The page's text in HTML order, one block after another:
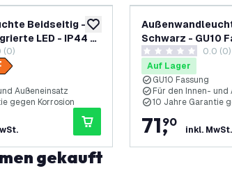
zur Wunschliste hinzufügen
Beidseitig -
LED - IP44 -
Jahre Garantie
(0)
Außeneinsatz
gegen Korrosion
Schwarz - GU10
Canto Maxi 2 - 10
0 Bewertungssterne
0.0 (0)
Auf Lager
GU10 Fassung
Für den Innen- und
10 Jahre Garantie
71,
90
inkl. MwSt.
gekauft